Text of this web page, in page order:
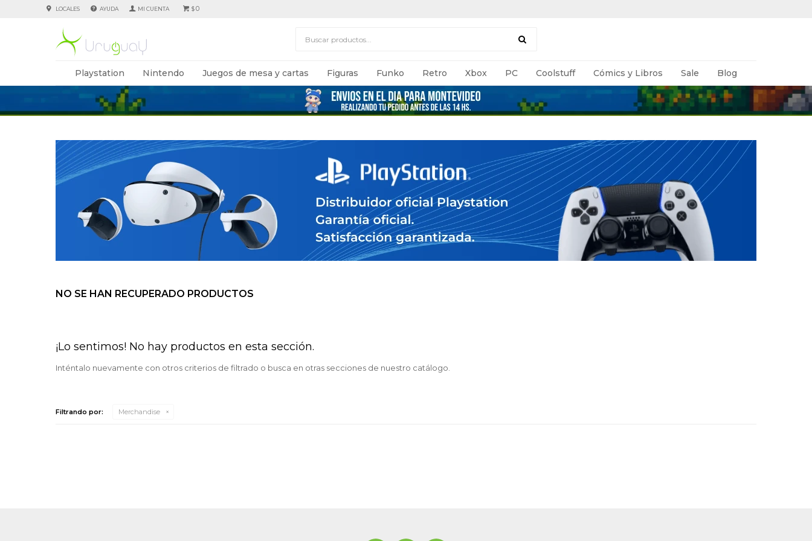
Playstation Nintendo Juegos de mesa y cartas Figuras Funko Retro Xbox PC Coolstuff Cómics y Libros Sale Blog
$0
LOCALES AYUDA
NO SE HAN RECUPERADO PRODUCTOS
¡Lo sentimos! No hay productos en esta sección.
Inténtalo nuevamente con otros criterios de filtrado o busca en otras secciones de nuestro catálogo.
Filtrando por: Merchandise